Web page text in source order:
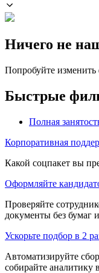
Ничего не
Попробуйте
Быстрые
Полная
Корпоративная
Какой соцпакет вы
Оформляйте
Проверяйте
документы без бумаг
Ускорьте подбор в 2
Автоматизируйте
собирайте аналитику